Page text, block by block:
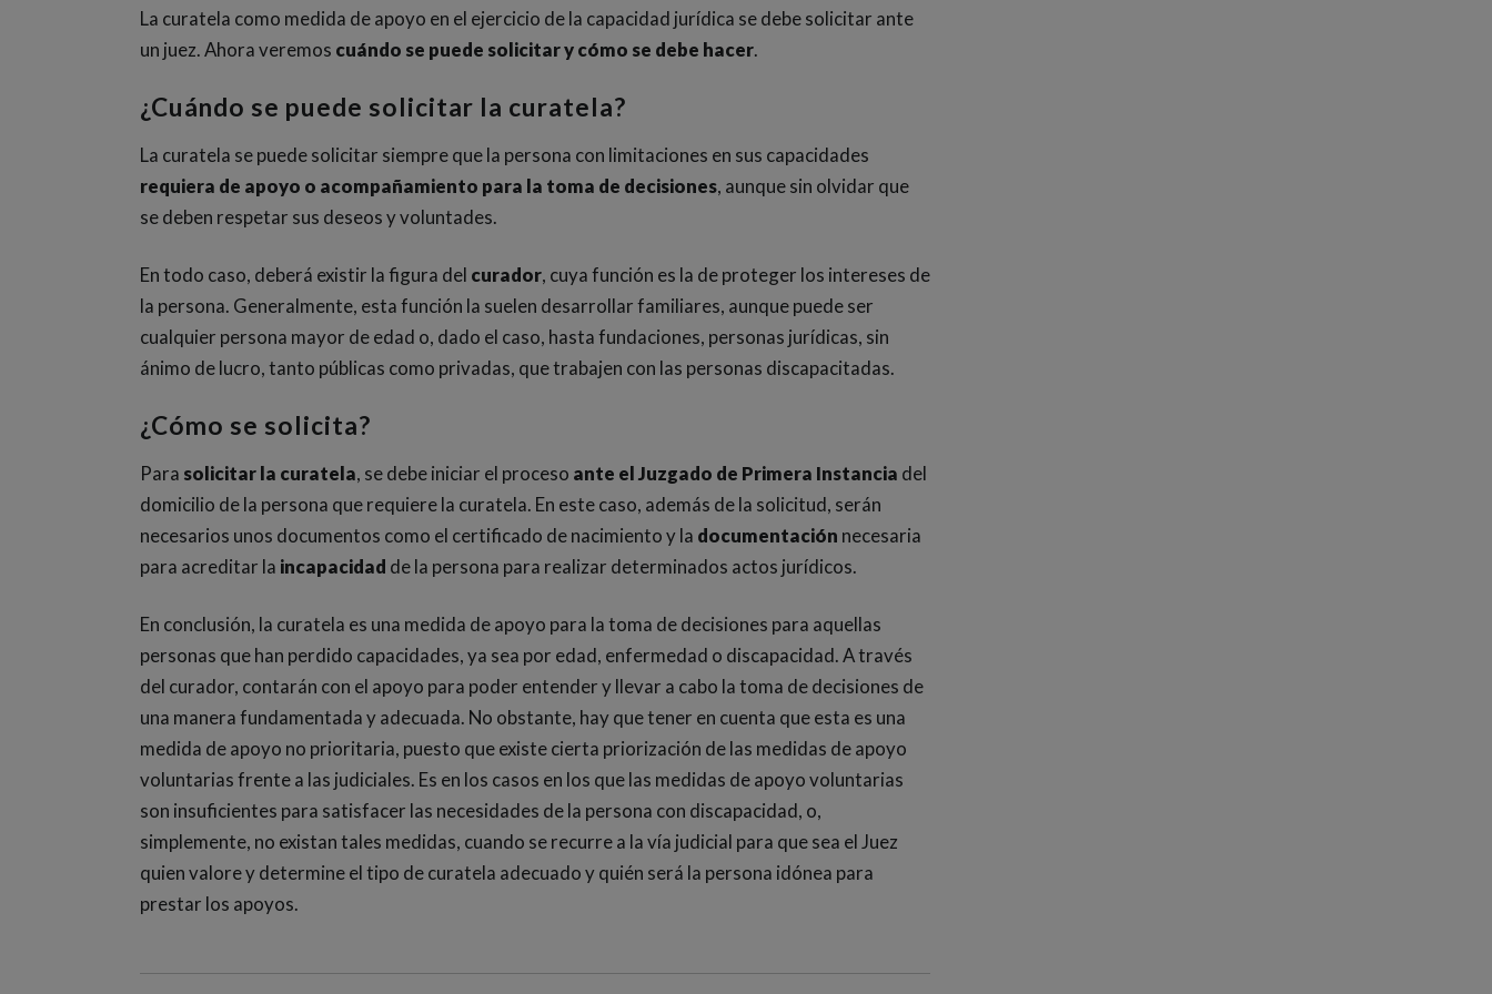
La curatela como medida de apoyo en el ejercicio de la capacidad jurídica se debe solicitar ante
un juez. Ahora veremos cuándo se puede solicitar y cómo se debe hacer.
¿Cuándo se puede solicitar la curatela?
La curatela se puede solicitar siempre que la persona con limitaciones en sus capacidades
requiera de apoyo o acompañamiento para la toma de decisiones, aunque sin olvidar que
se deben respetar sus deseos y voluntades.
En todo caso, deberá existir la figura del curador, cuya función es la de proteger los intereses de
la persona. Generalmente, esta función la suelen desarrollar familiares, aunque puede ser
cualquier persona mayor de edad o, dado el caso, hasta fundaciones, personas jurídicas, sin
ánimo de lucro, tanto públicas como privadas, que trabajen con las personas discapacitadas.
¿Cómo se solicita?
Para solicitar la curatela, se debe iniciar el proceso ante el Juzgado de Primera Instancia del
domicilio de la persona que requiere la curatela. En este caso, además de la solicitud, serán
necesarios unos documentos como el certificado de nacimiento y la documentación necesaria
para acreditar la incapacidad de la persona para realizar determinados actos jurídicos.
En conclusión, la curatela es una medida de apoyo para la toma de decisiones para aquellas
personas que han perdido capacidades, ya sea por edad, enfermedad o discapacidad. A través
del curador, contarán con el apoyo para poder entender y llevar a cabo la toma de decisiones de
una manera fundamentada y adecuada. No obstante, hay que tener en cuenta que esta es una
medida de apoyo no prioritaria, puesto que existe cierta priorización de las medidas de apoyo
voluntarias frente a las judiciales. Es en los casos en los que las medidas de apoyo voluntarias
son insuficientes para satisfacer las necesidades de la persona con discapacidad, o,
simplemente, no existan tales medidas, cuando se recurre a la vía judicial para que sea el Juez
quien valore y determine el tipo de curatela adecuado y quién será la persona idónea para
prestar los apoyos.